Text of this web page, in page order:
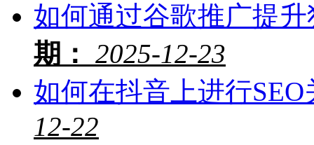
如何通过谷歌推广提
期： 2025-12-23
如何在抖音上进行
12-22